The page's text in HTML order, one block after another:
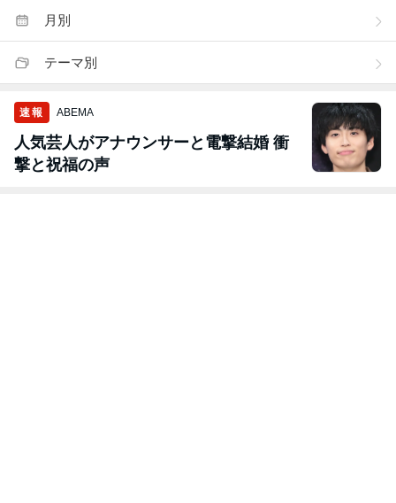
月別
テーマ別
速報 ABEMA
人気芸人がアナウンサーと電撃結婚 衝
撃と祝福の声